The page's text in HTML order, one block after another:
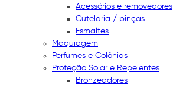
Acessórios e removedores
Cutelaria / pinças
Esmaltes
Maquiagem
Perfumes e Colônias
Proteção Solar e Repelentes
Bronzeadores